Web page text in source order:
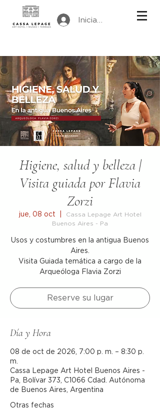
Iniciar sesión
Higiene, salud y belleza |
Visita guiada por Flavia
Zorzi
jue, 08 oct
Cassa Lepage Art Hotel
Buenos Aires - Pa
Usos y costumbres en la antigua Buenos
Aires.
Visita Guiada temática a cargo de la
Arqueóloga Flavia Zorzi
Reserve su lugar
Día y Hora
08 de oct de 2026, 7:00 p. m. – 8:30 p.
m.
Cassa Lepage Art Hotel Buenos Aires -
Pa, Bolívar 373, C1066 Cdad. Autónoma
de Buenos Aires, Argentina
Otras fechas